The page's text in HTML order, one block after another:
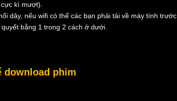
kì mượt).
dây, nếu wifi có thể các bạn phải tải về máy tính trước.
bằng 1 trong 2 cách ở dưới.
download phim